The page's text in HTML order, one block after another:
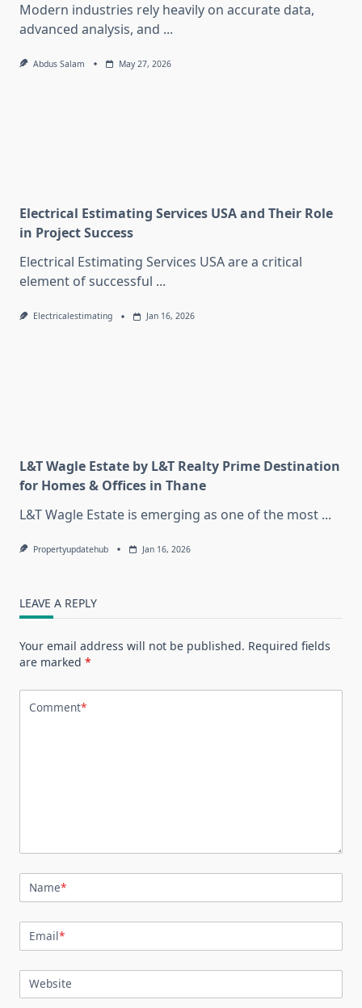
Modern industries rely heavily on accurate data,
advanced analysis, and ...
Abdus Salam May 27, 2026
Electrical Estimating Services USA and Their Role
in Project Success
Electrical Estimating Services USA are a critical
element of successful ...
Electricalestimating Jan 16, 2026
L&T Wagle Estate by L&T Realty Prime Destination
for Homes & Offices in Thane
L&T Wagle Estate is emerging as one of the most ...
Propertyupdatehub Jan 16, 2026
LEAVE A REPLY
Your email address will not be published. Required fields
are marked *
Comment*
Name*
Email*
Website